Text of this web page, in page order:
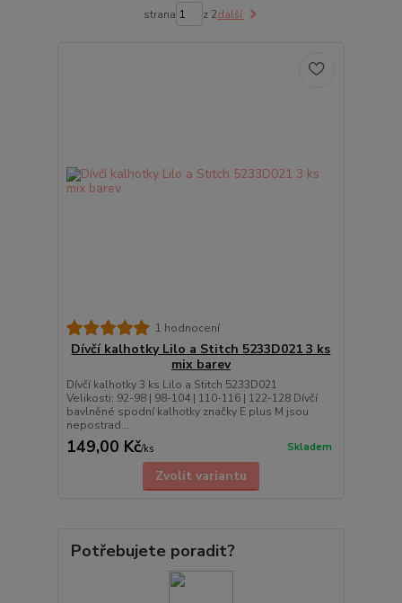
strana z 2další
1 hodnocení
Dívčí kalhotky Lilo a Stitch 5233D021 3 ks
mix barev
Dívčí kalhotky 3 ks Lilo a Stitch 5233D021
Velikosti: 92-98 | 98-104 | 110-116 | 122-128 Dívčí
bavlněné spodní kalhotky značky E plus M jsou
nepostrad...
149,00 Kč/ks Skladem
Zvolit variantu
Potřebujete poradit?